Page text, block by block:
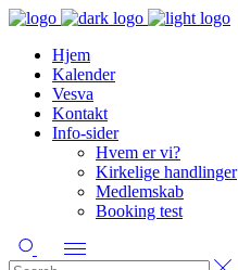
Hjem
Kalender
Vesva
Kontakt
Info-sider
Hvem er vi?
Kirkelige handlinger
Medlemskab
Booking test